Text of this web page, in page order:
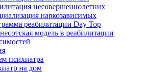
несовершеннолетних
наркозависимых
реабилитации Day Top
модель в реабилитации
психиатра
на дом